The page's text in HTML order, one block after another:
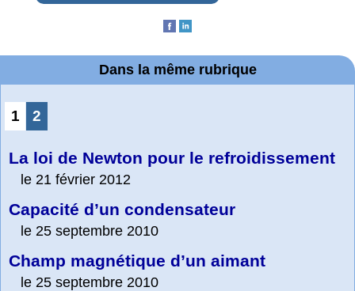
Dans la même rubrique
1 2
La loi de Newton pour le refroidissement
le 21 février 2012
Capacité d’un condensateur
le 25 septembre 2010
Champ magnétique d’un aimant
le 25 septembre 2010